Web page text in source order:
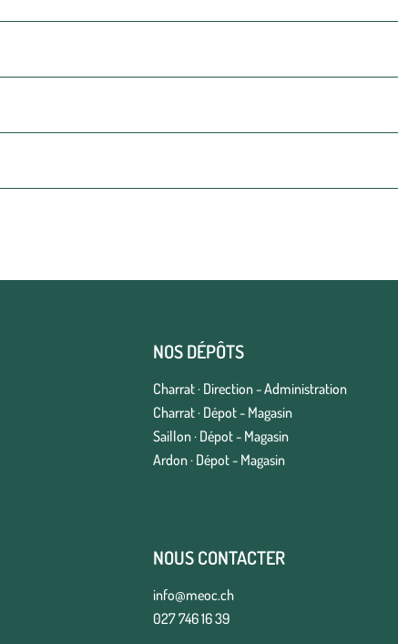
NOS DÉPÔTS
Charrat · Direction - Administration
Charrat · Dépot - Magasin
Saillon · Dépot - Magasin
Ardon · Dépot - Magasin
NOUS CONTACTER
info@meoc.ch
027 746 16 39